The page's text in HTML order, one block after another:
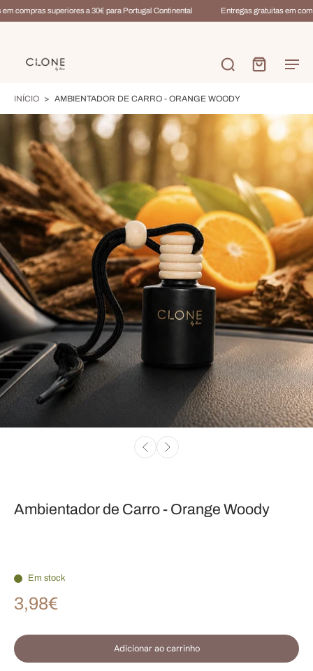
compras superiores a 30€ para Portugal Continental Entregas gratuitas em
INÍCIO > AMBIENTADOR DE CARRO - ORANGE WOODY
Ambientador de Carro - Orange Woody
Em stock
3,98€
Adicionar ao carrinho